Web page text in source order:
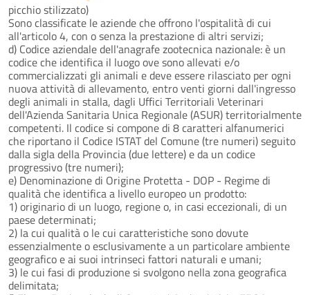
picchio stilizzato)
Sono classificate le aziende che offrono l'ospitalità di cui
all'articolo 4, con o senza la prestazione di altri servizi;
d) Codice aziendale dell'anagrafe zootecnica nazionale: è un
codice che identifica il luogo ove sono allevati e/o
commercializzati gli animali e deve essere rilasciato per ogni
nuova attività di allevamento, entro venti giorni dall'ingresso
degli animali in stalla, dagli Uffici Territoriali Veterinari
dell'Azienda Sanitaria Unica Regionale (ASUR) territorialmente
competenti. Il codice si compone di 8 caratteri alfanumerici
che riportano il Codice ISTAT del Comune (tre numeri) seguito
dalla sigla della Provincia (due lettere) e da un codice
progressivo (tre numeri);
e) Denominazione di Origine Protetta - DOP - Regime di
qualità che identifica a livello europeo un prodotto:
1) originario di un luogo, regione o, in casi eccezionali, di un
paese determinati;
2) la cui qualità o le cui caratteristiche sono dovute
essenzialmente o esclusivamente a un particolare ambiente
geografico e ai suoi intrinseci fattori naturali e umani;
3) le cui fasi di produzione si svolgono nella zona geografica
delimitata;